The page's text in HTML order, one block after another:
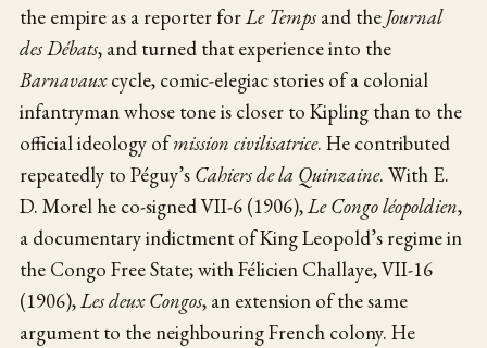
the empire as a reporter forLe Temps and the Journal
des Débats, and turned that experience into the
Barnavauxcycle, comic-elegiac stories of a colonial
infantryman whose tone is closer to Kipling than to the
official ideology ofmission civilisatrice. He contributed
repeatedly to Péguy’s Cahiers de la Quinzaine. With E.
D. Morel he co-signed VII-6 (1906),Le Congo léopoldien,
a documentary indictment of King Leopold’s regime in
the Congo Free State; with Félicien Challaye, VII-16
(1906),Les deux Congos, an extension of the same
argument to the neighbouring French colony. He